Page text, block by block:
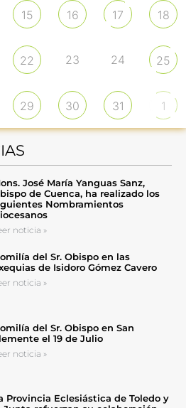
15 16 17 18
22 23 24 25
29 30 31 1
José María Yanguas Sanz,
de Cuenca, ha realizado los
Nombramientos
noticia »
del Sr. Obispo en las
de Isidoro Gómez Cavero
noticia »
del Sr. Obispo en San
el 19 de Julio
noticia »
Provincia Eclesiástica de Toledo y